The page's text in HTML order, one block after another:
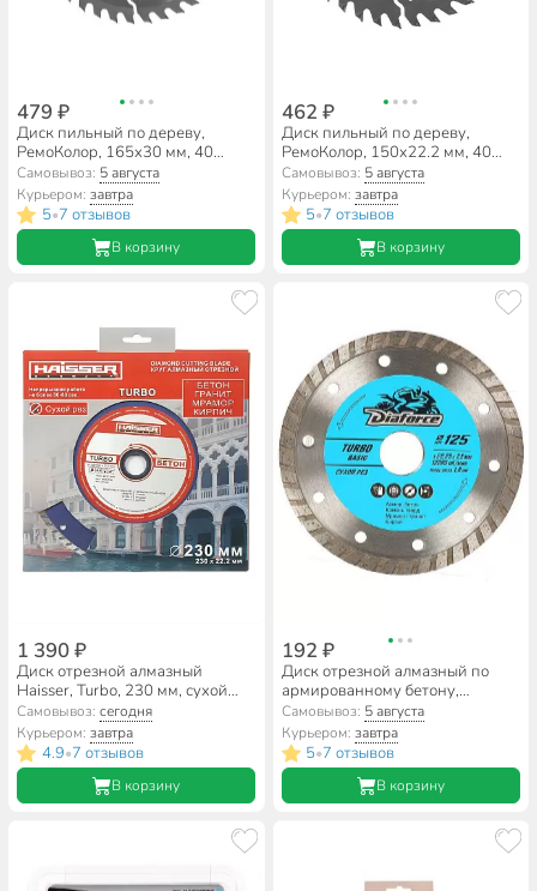
479 ₽
Диск пильный по дереву,
РемоКолор, 165х30 мм, 40
зубьев, + кольцо 20 мм, 74-1-
165
Самовывоз: 5 августа
Курьером:завтра
5•7 отзывов
В корзину
462 ₽
Диск пильный по дереву,
РемоКолор, 150х22.2 мм, 40
зубьев, + кольцо 16 мм, 74-1-
150
Самовывоз: 5 августа
Курьером: завтра
5•7 отзывов
В корзину
1 390 ₽
Диск отрезной алмазный
Haisser, Turbo, 230 мм, сухой
рез, HS110008
Самовывоз:сегодня
Курьером:завтра
4.9•7 отзывов
В корзину
192 ₽
Диск отрезной алмазный по
армированному бетону,
Diaforce, Turbo Basic, сплошной
край, 125х22.23х1.9 мм, сухой
рез, 511125
Самовывоз: 5 августа
Курьером: завтра
5•7 отзывов
В корзину